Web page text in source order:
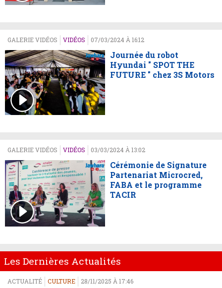
GALERIE VIDÉOS VIDÉOS 07/03/2024 À 16:12
Journée du robot
Hyundai " SPOT THE
FUTURE " chez 3S Motors
GALERIE VIDÉOS VIDÉOS 03/03/2024 À 13:02
Cérémonie de Signature
Partenariat Microcred,
FABA et le programme
TACIR
Les Dernières Actualités
ACTUALITÉ CULTURE 28/11/2025 À 17:46